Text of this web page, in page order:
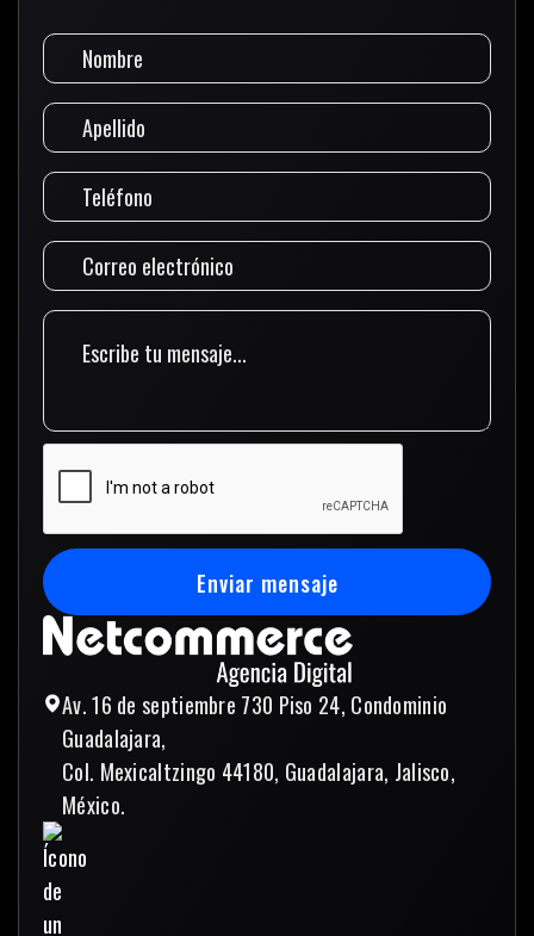
Av. 16 de septiembre 730 Piso 24, Condominio
Guadalajara,
Col. Mexicaltzingo 44180, Guadalajara, Jalisco,
México.
Enviar mensaje
Enviar mensaje